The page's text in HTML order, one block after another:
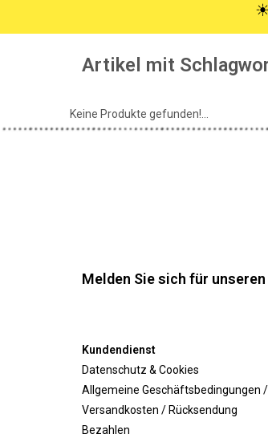
Artikel mit
Keine Produkte gefunden!...
Melden Sie sich für
Kundendienst
Datenschutz & Cookies
Allgemeine Geschäftsbedingungen /
Versandkosten / Rücksendung
Bezahlen